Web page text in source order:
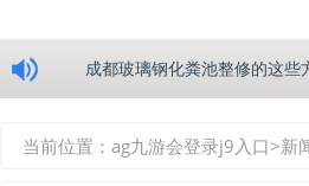
成都玻璃钢化粪池整修的这些
当前位置： ag九游会登录j9入口>新